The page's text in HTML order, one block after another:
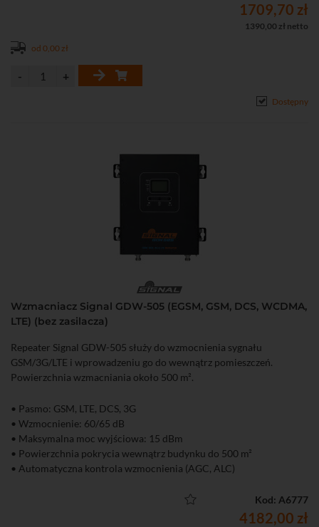
1709,70 zł
1390,00 zł netto
od 0,00 zł
Dostępny
Wzmacniacz Signal GDW-505 (EGSM, GSM, DCS, WCDMA,
LTE) (bez zasilacza)
Repeater Signal GDW-505 służy do wzmocnienia sygnału
GSM/3G/LTE i wprowadzeniu go do wewnątrz pomieszczeń.
Powierzchnia wzmacniania około 500 m².
• Pasmo: GSM, LTE, DCS, 3G
• Wzmocnienie: 60/65 dB
• Maksymalna moc wyjściowa: 15 dBm
• Powierzchnia pokrycia wewnątrz budynku do 500 m²
• Automatyczna kontrola wzmocnienia (AGC, ALC)
• Spełnia wymagania normy ETSI 303 609-4
Kod: A6777
4182,00 zł